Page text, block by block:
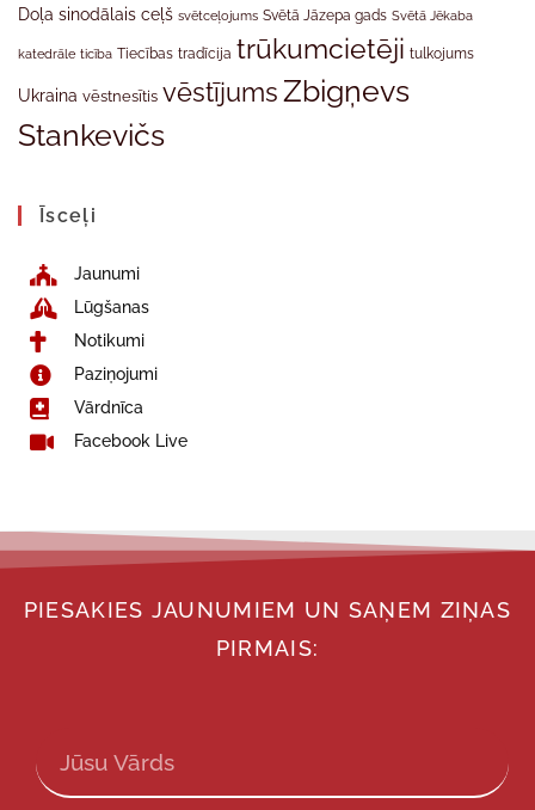
Doļa sinodālais ceļš svētceļojums Svētā Jāzepa gads Svētā Jēkaba
katedrāle ticība Tiecības tradīcija trūkumcietēji tulkojums
Ukraina vēstnesītis vēstījumsZbigņevs
Stankevičs
Īsceļi
Jaunumi
Lūgšanas
Notikumi
Paziņojumi
Vārdnīca
Facebook Live
PIESAKIES JAUNUMIEM UN SAŅEM ZIŅAS
PIRMAIS: